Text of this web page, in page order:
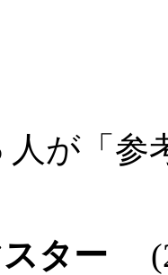
人が「参
ター